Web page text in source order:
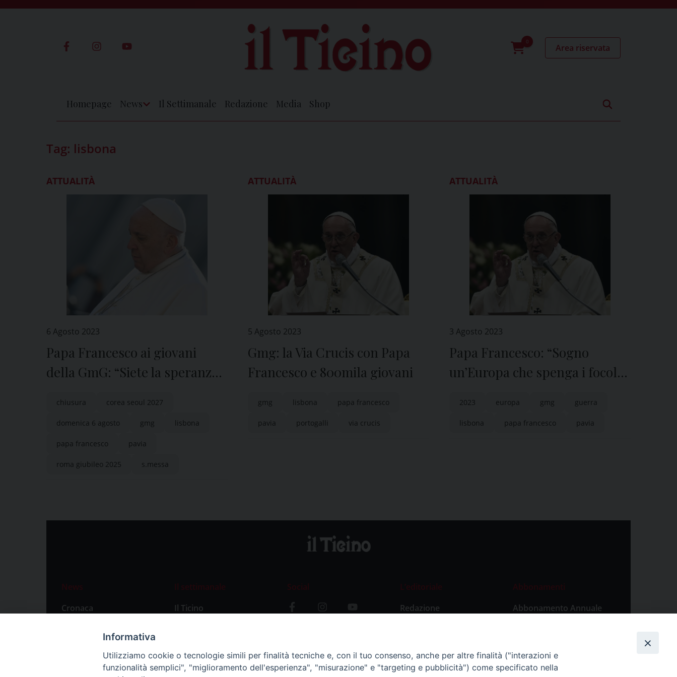
0
Area riservata
Homepage News Il Settimanale Redazione Media Shop
Tag: lisbona
ATTUALITÀ
6 Agosto 2023
Papa Francesco ai giovani
della GmG: “Siete la speranza
chiusura corea seoul 2027
domenica 6 agosto gmg lisbona
papa francesco pavia
roma giubileo 2025 s.messa
ATTUALITÀ
5 Agosto 2023
Gmg: la Via Crucis con Papa
Francesco e 800mila giovani
gmg lisbona papa francesco
pavia portogalli via crucis
ATTUALITÀ
3 Agosto 2023
Papa Francesco: “Sogno
un’Europa che spenga i focolai
2023 europa gmg guerra
lisbona papa francesco pavia
News
Cronaca
Primo Piano
Il settimanale
Il Ticino
Social
L’editoriale
Redazione
Abbonamenti
Abbonamento Annuale
Abbonamento Singola
Informativa
Utilizziamo cookie o tecnologie simili per finalità tecniche e, con il tuo consenso, anche per altre finalità ("interazioni e
funzionalità semplici", "miglioramento dell'esperienza", "misurazione" e "targeting e pubblicità") come specificato nella